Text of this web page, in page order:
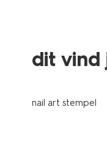
dit vind
nail art stempel